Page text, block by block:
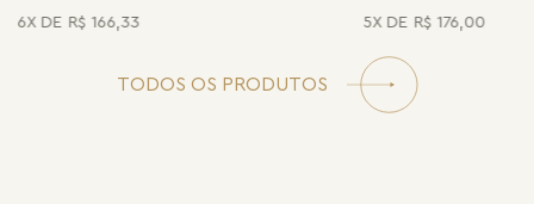
6 R$ 166,33 5 R$ 176,00
TODOS OS PRODUTOS